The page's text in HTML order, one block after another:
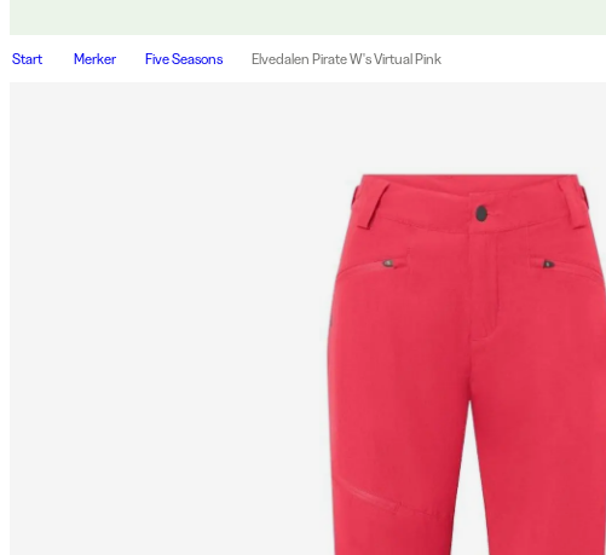
Start Merker Five Seasons Elvedalen Pirate W's Virtual Pink